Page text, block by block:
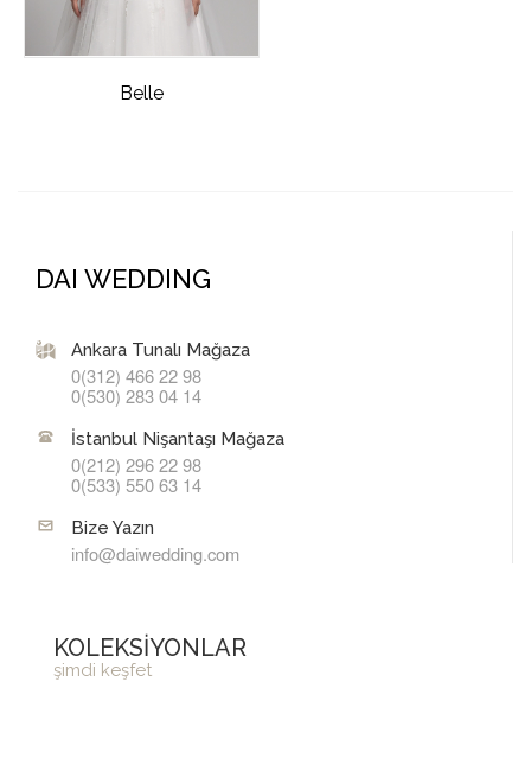
Belle
DAI WEDDING
Ankara Tunalı Mağaza
0(312) 466 22 98
0(530) 283 04 14
İstanbul Nişantaşı Mağaza
0(212) 296 22 98
0(533) 550 63 14
Bize Yazın
info@daiwedding.com
KOLEKSİYONLAR
şimdi keşfet